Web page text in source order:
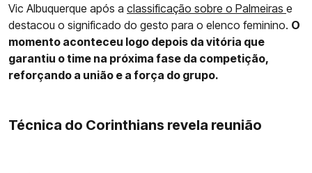
Vic Albuquerque após a classificação sobre o Palmeiras e
destacou o significado do gesto para o elenco feminino. O
momento aconteceu logo depois da vitória que
garantiu o time na próxima fase da competição,
reforçando a união e a força do grupo.
Técnica do Corinthians revela reunião